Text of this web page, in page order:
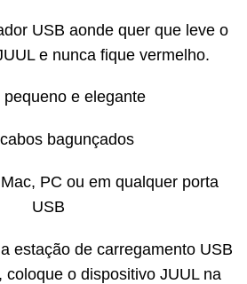
USB aonde quer que leve o
e nunca fique vermelho.
pequeno e elegante
bagunçados
PC ou em qualquer porta
USB
estação de carregamento USB
coloque o dispositivo JUUL na